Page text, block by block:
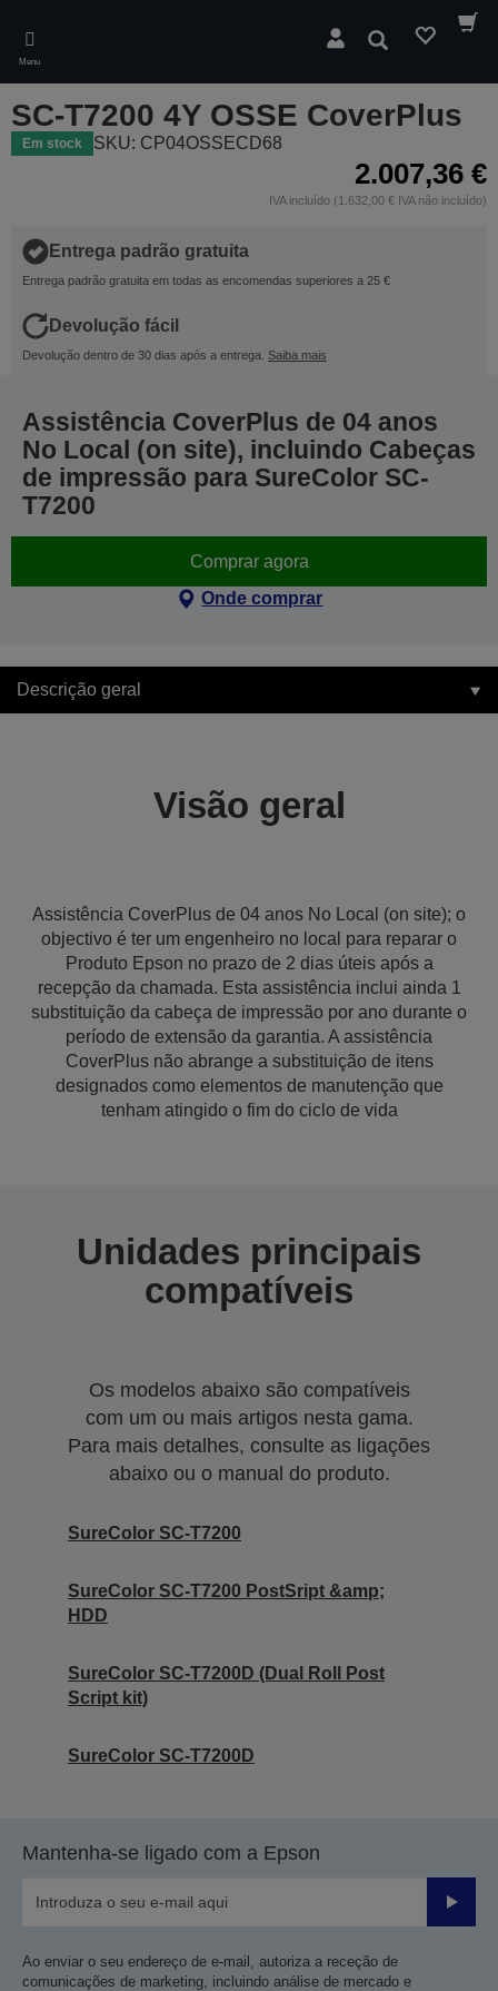
main
content
Menu
Pesquisar
SC-T7200 4Y OSSE CoverPlus
Em stock SKU: CP04OSSECD68
2.007,36 €
IVA incluído (1.632,00 € IVA não incluído)
Entrega padrão gratuita
Entrega padrão gratuita em todas as encomendas superiores a 25 €
Devolução fácil
Devolução dentro de 30 dias após a entrega. Saiba mais
Assistência CoverPlus de 04 anos
No Local (on site), incluindo Cabeças
de impressão para SureColor SC-
T7200
Comprar agora
Onde comprar
Descrição geral
Visão geral
Assistência CoverPlus de 04 anos No Local (on site); o
objectivo é ter um engenheiro no local para reparar o
Produto Epson no prazo de 2 dias úteis após a
recepção da chamada. Esta assistência inclui ainda 1
substituição da cabeça de impressão por ano durante o
período de extensão da garantia. A assistência
CoverPlus não abrange a substituição de itens
designados como elementos de manutenção que
tenham atingido o fim do ciclo de vida
Unidades principais
compatíveis
Os modelos abaixo são compatíveis
com um ou mais artigos nesta gama.
Para mais detalhes, consulte as ligações
abaixo ou o manual do produto.
SureColor SC-T7200
SureColor SC-T7200 PostSript &amp;
HDD
SureColor SC-T7200D (Dual Roll Post
Script kit)
SureColor SC-T7200D
Mantenha-se ligado com a Epson
Enviar
Ao enviar o seu endereço de e-mail, autoriza a receção de
comunicações de marketing, incluindo análise de mercado e